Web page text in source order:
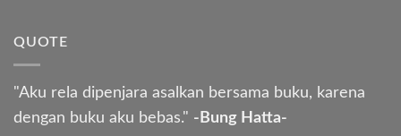
QUOTE
"Aku rela dipenjara asalkan bersama buku, karena
dengan buku aku bebas." -Bung Hatta-